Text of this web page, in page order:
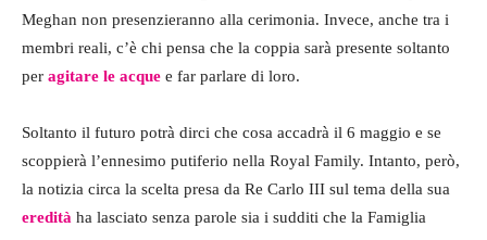
Meghan non presenzieranno alla cerimonia. Invece, anche tra i
membri reali, c’è chi pensa che la coppia sarà presente soltanto
per agitare le acque e far parlare di loro.
Soltanto il futuro potrà dirci che cosa accadrà il 6 maggio e se
scoppierà l’ennesimo putiferio nella Royal Family. Intanto, però,
la notizia circa la scelta presa da Re Carlo III sul tema della sua
eredità ha lasciato senza parole sia i sudditi che la Famiglia